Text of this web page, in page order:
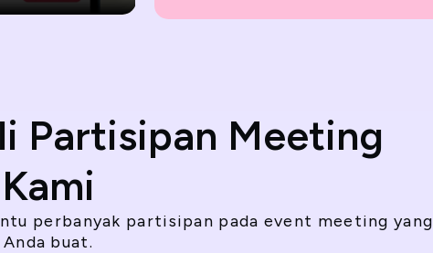
Partisipan Meeting
Kami
perbanyak partisipan pada event meeting yang
Anda buat.